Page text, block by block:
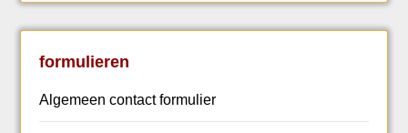
formulieren
Algemeen contact formulier